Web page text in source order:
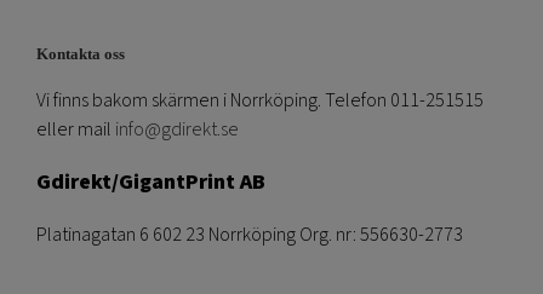
Kontakta oss
Vi finns bakom skärmen i Norrköping. Telefon 011-251515
eller mail info@gdirekt.se
Gdirekt/GigantPrint AB
Platinagatan 6 602 23 Norrköping Org. nr: 556630-2773